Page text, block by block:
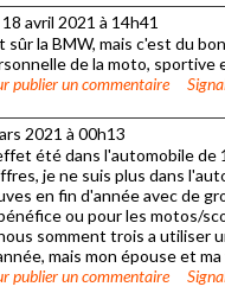
18 avril 2021 à 14h41
sûr la BMW, mais c'est du
de la moto, sportive
publier un commentaire
2021 à 00h13
été dans l'automobile de
je ne suis plus dans
en fin d'année avec de
ou pour les motos/
somment trois a utiliser
mais mon épouse et
publier un commentaire